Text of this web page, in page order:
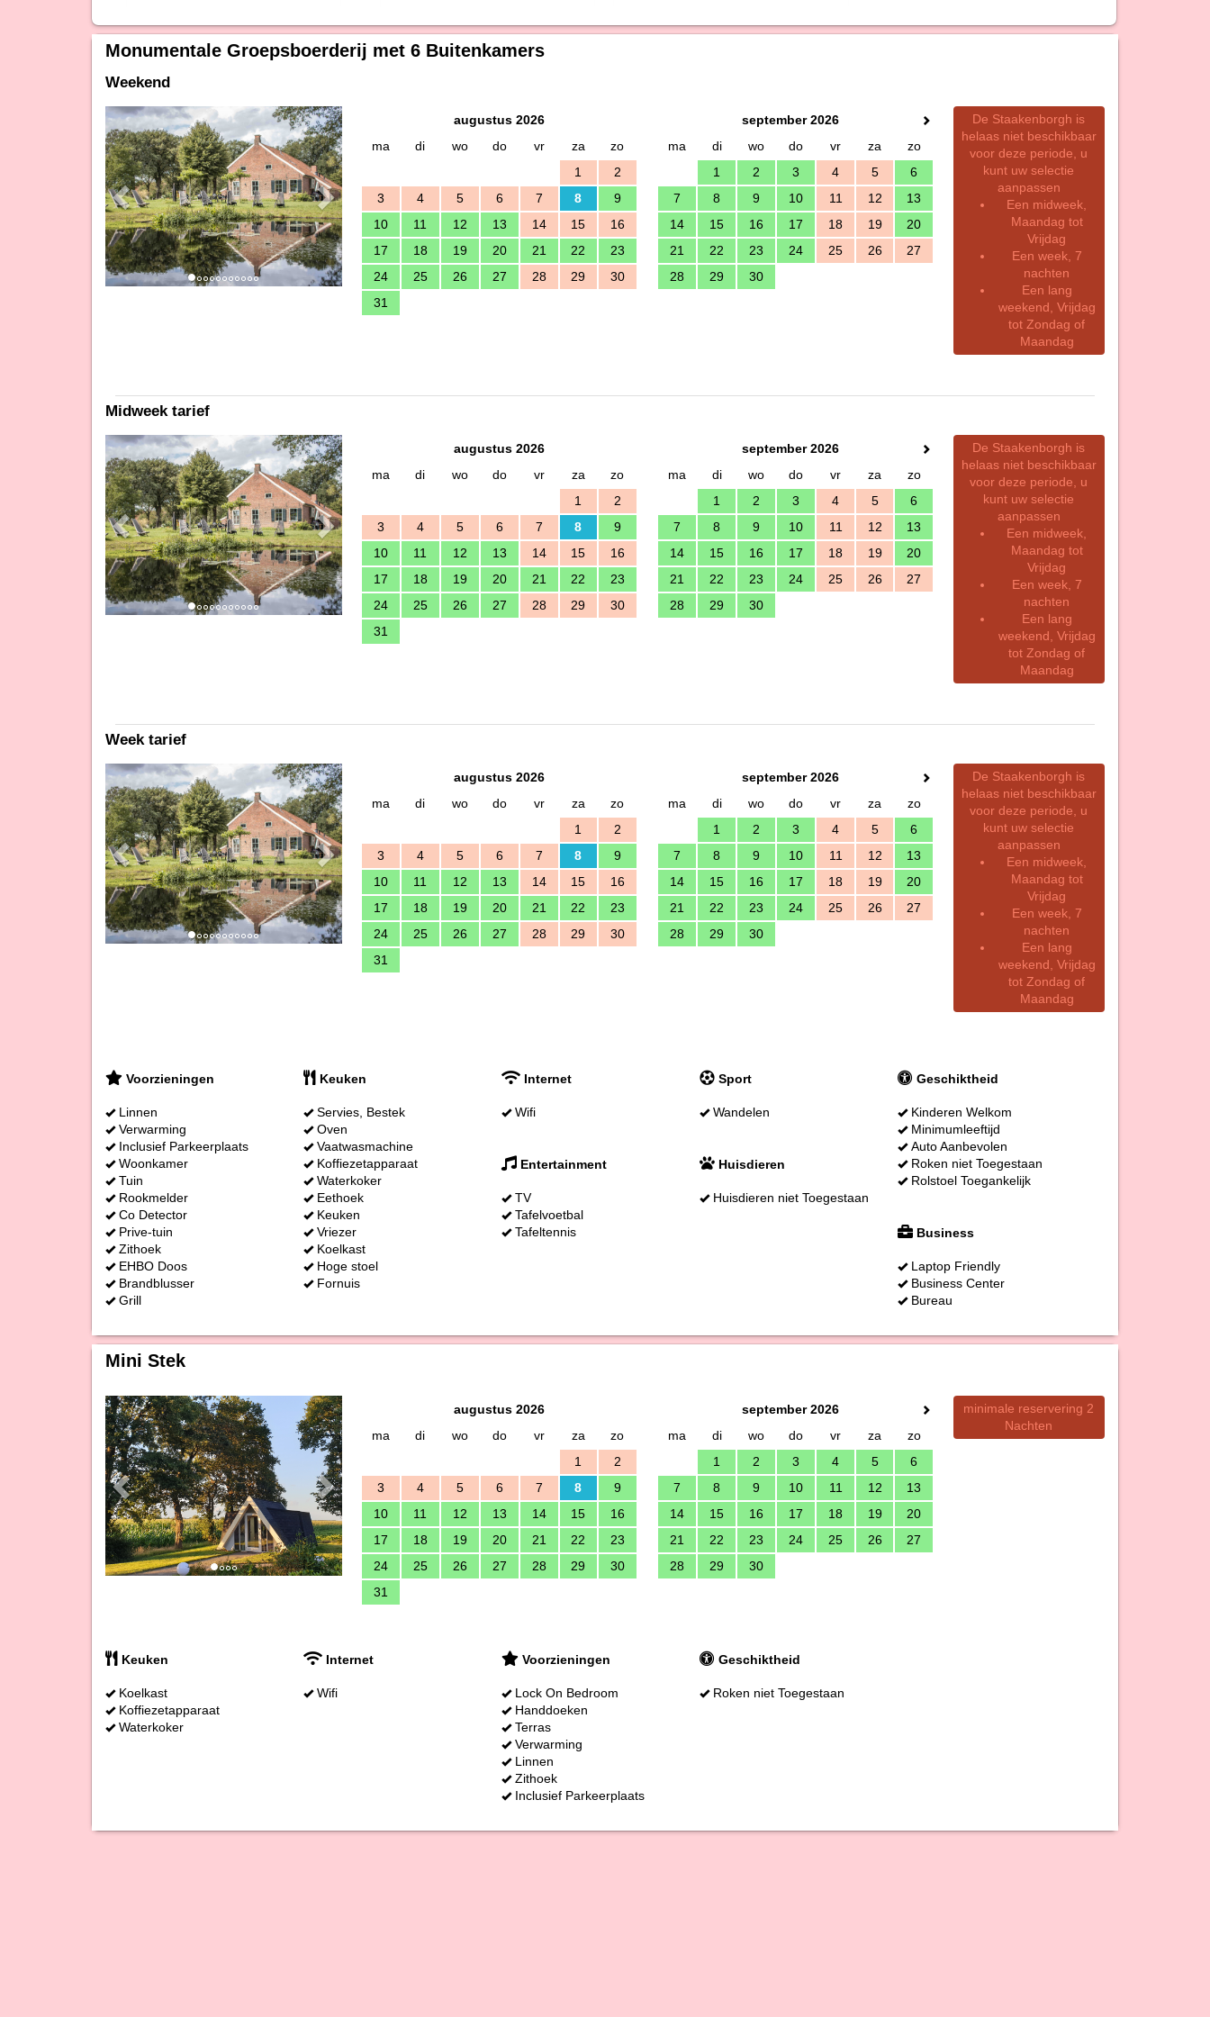
Monumentale Groepsboerderij met 6 Buitenkamers
Weekend
Previous Next
augustus 2026
ma
di wo do vr za
zo
1
2
3
4 5 6 7 8
9
10
11 12 13 14 15
16
17
18 19 20 21 22
23
24
25 26 27 28 29
30
31
september 2026
ma
di wo do vr za
zo
1
2 3 4 5
6
7
8 9 10 11 12
13
14
15 16 17 18 19
20
21
22 23 24 25 26
27
28
29 30
De Staakenborgh is
helaas niet beschikbaar
voor deze periode, u
kunt uw selectie
aanpassen
Een midweek,
Maandag tot
Vrijdag
Een week, 7
nachten
Een lang
weekend, Vrijdag
tot Zondag of
Maandag
Midweek tarief
Previous Next
augustus 2026
ma
di wo do vr za
zo
1
2
3
4 5 6 7 8
9
10
11 12 13 14 15
16
17
18 19 20 21 22
23
24
25 26 27 28 29
30
31
september 2026
ma
di wo do vr za
zo
1
2 3 4 5
6
7
8 9 10 11 12
13
14
15 16 17 18 19
20
21
22 23 24 25 26
27
28
29 30
De Staakenborgh is
helaas niet beschikbaar
voor deze periode, u
kunt uw selectie
aanpassen
Een midweek,
Maandag tot
Vrijdag
Een week, 7
nachten
Een lang
weekend, Vrijdag
tot Zondag of
Maandag
Week tarief
Previous Next
augustus 2026
ma
di wo do vr za
zo
1
2
3
4 5 6 7 8
9
10
11 12 13 14 15
16
17
18 19 20 21 22
23
24
25 26 27 28 29
30
31
september 2026
ma
di wo do vr za
zo
1
2 3 4 5
6
7
8 9 10 11 12
13
14
15 16 17 18 19
20
21
22 23 24 25 26
27
28
29 30
De Staakenborgh is
helaas niet beschikbaar
voor deze periode, u
kunt uw selectie
aanpassen
Een midweek,
Maandag tot
Vrijdag
Een week, 7
nachten
Een lang
weekend, Vrijdag
tot Zondag of
Maandag
Voorzieningen
Linnen
Verwarming
Inclusief Parkeerplaats
Woonkamer
Tuin
Rookmelder
Co Detector
Prive-tuin
Zithoek
EHBO Doos
Brandblusser
Grill
Keuken
Servies, Bestek
Oven
Vaatwasmachine
Koffiezetapparaat
Waterkoker
Eethoek
Keuken
Vriezer
Koelkast
Hoge stoel
Fornuis
Internet
Wifi
Sport
Wandelen
Geschiktheid
Kinderen Welkom
Minimumleeftijd
Auto Aanbevolen
Roken niet Toegestaan
Rolstoel Toegankelijk
Entertainment
TV
Tafelvoetbal
Tafeltennis
Huisdieren
Huisdieren niet Toegestaan
Business
Laptop Friendly
Business Center
Bureau
Mini Stek
Previous Next
augustus 2026
ma
di wo do vr za
zo
1
2
3
4 5 6 7 8
9
10
11 12 13 14 15
16
17
18 19 20 21 22
23
24
25 26 27 28 29
30
31
september 2026
ma
di wo do vr za
zo
1
2 3 4 5
6
7
8 9 10 11 12
13
14
15 16 17 18 19
20
21
22 23 24 25 26
27
28
29 30
minimale reservering 2
Nachten
Keuken
Koelkast
Koffiezetapparaat
Waterkoker
Internet
Wifi
Voorzieningen
Lock On Bedroom
Handdoeken
Terras
Verwarming
Linnen
Zithoek
Inclusief Parkeerplaats
Geschiktheid
Roken niet Toegestaan